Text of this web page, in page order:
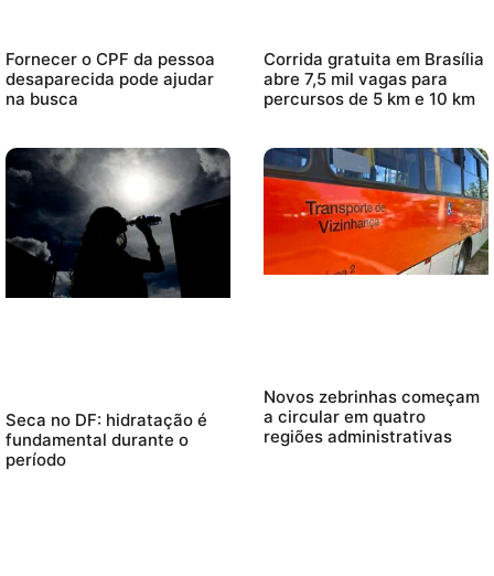
Fornecer o CPF da pessoa
desaparecida pode ajudar
na busca
Corrida gratuita em Brasília
abre 7,5 mil vagas para
percursos de 5 km e 10 km
Seca no DF: hidratação é
fundamental durante o
período
Novos zebrinhas começam
a circular em quatro
regiões administrativas